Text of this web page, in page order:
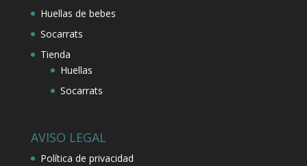
Huellas de bebes
Socarrats
Tienda
Huellas
Socarrats
AVISO LEGAL
Política de privacidad